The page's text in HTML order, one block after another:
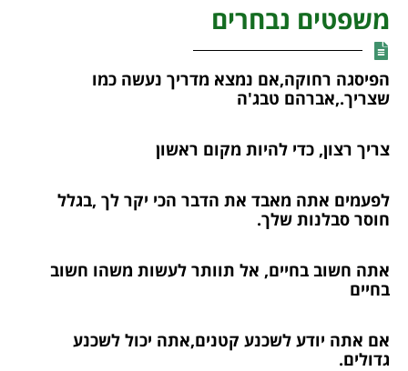
משפטים נבחרים
הפיסגה רחוקה,אם נמצא מדריך נעשה כמו
שצריך.,אברהם טבג'ה
צריך רצון, כדי להיות מקום ראשון
לפעמים אתה מאבד את הדבר הכי יקר לך ,בגלל
חוסר סבלנות שלך.
אתה חשוב בחיים, אל תוותר לעשות משהו חשוב
בחיים
אם אתה יודע לשכנע קטנים,אתה יכול לשכנע
גדולים.